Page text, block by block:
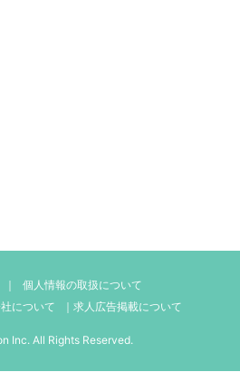
｜
個人情報の取扱について
について ｜ 求人広告掲載について
Inc. All Rights Reserved.